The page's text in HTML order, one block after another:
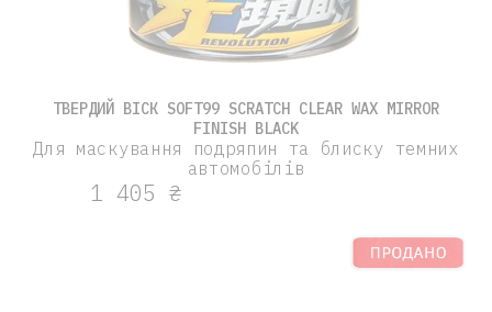
ТВЕРДИЙ ВІСК SOFT99 SCRATCH CLEAR WAX MIRROR
FINISH BLACK
Для маскування подряпин та блиску темних
автомобілів
1 405 ₴